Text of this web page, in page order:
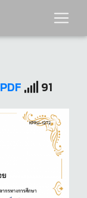
PDF 91